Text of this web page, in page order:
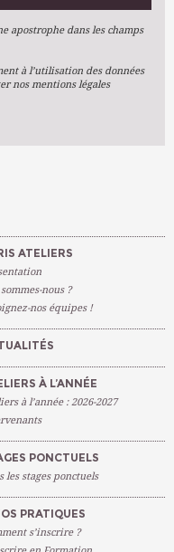
apostrophe dans les champs
à l’utilisation des données
nos mentions légales
ATELIERS
nous ?
nos équipes !
À L’ANNÉE
à l’année : 2026-2027
PONCTUELS
les stages ponctuels
PRATIQUES
s’inscrire ?